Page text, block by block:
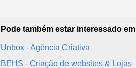
Pode também estar interessado em
Unbox - Agência Criativa
BEHS - Criação de websites & Lojas